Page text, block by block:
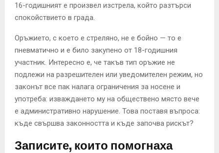
16-годишният е произвел изстрела, който разтърси
спокойствието в града.
Оръжието, с което е стрелянo, не е бойно — то е
пневматично и е било закупено от 18-годишния
участник. Интересно е, че такъв тип оръжие не
подлежи на разрешителен или уведомителен режим, но
законът все пак налага ограничения за носене и
употреба: изваждането му на обществено място вече
е административно нарушение. Това поставя въпроса:
къде свършва законността и къде започва рискът?
Записите, които помогнаха